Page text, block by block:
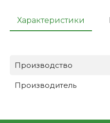
Характеристики
Производство
Производитель